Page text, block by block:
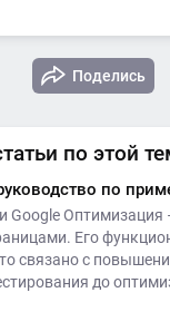
Поделись
по этой
по
Google Оптимизация
Его
связано с
до